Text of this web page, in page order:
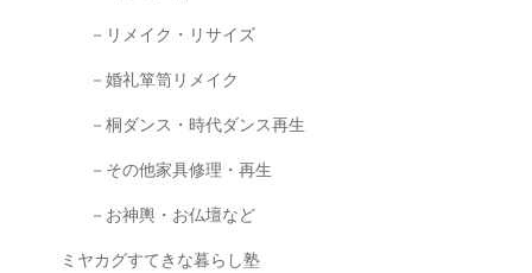
－リメイク・リサイズ
－婚礼箪笥リメイク
－桐ダンス・時代ダンス再生
－その他家具修理・再生
－お神輿・お仏壇など
ミヤカグすてきな暮らし塾